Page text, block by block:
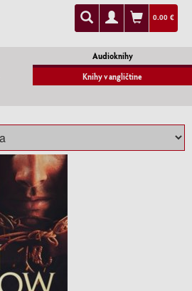
0.00 €
Audioknihy
Knihy v angličtine